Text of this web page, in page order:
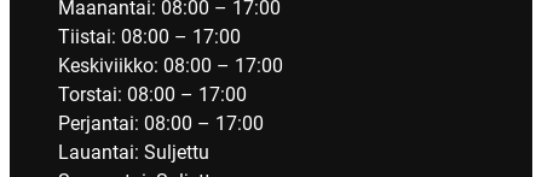
Maanantai: 08:00 – 17:00
Tiistai: 08:00 – 17:00
Keskiviikko: 08:00 – 17:00
Torstai: 08:00 – 17:00
Perjantai: 08:00 – 17:00
Lauantai: Suljettu